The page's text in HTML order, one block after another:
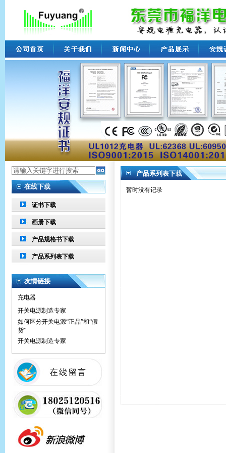
在线下载
证书下载
画册下载
产品规格书下载
产品系列表下载
友情链接
充电器
开关电源制造专家
如何区分开关电源“正品”和“假
货”
开关电源制造专家
开关电源专卖
笔记本电源适配器
LED恒流电源
充电器
开关电源制造专家
如何区分开关电源“正品”和“假
货”
产品系列表下载
暂时没有记录